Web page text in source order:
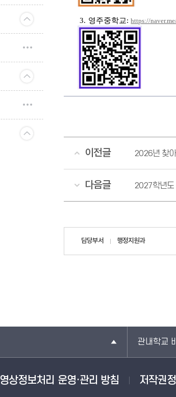
3. 영주중학교:https://
이전글 2026년 찾
다음글 2027학년도
담당자담당부서 행정지원과
관내학교
영상정보처리 운영·관리 방침 저작권